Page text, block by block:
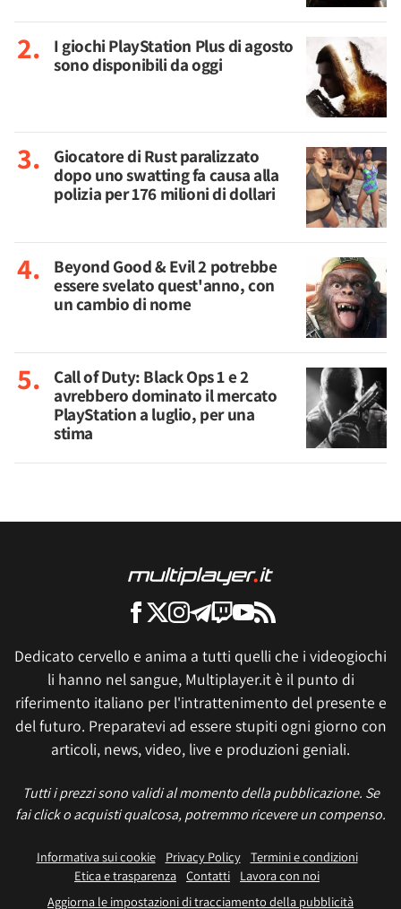
I giochi PlayStation Plus di agosto
sono disponibili da oggi
Giocatore di Rust paralizzato
dopo uno swatting fa causa alla
polizia per 176 milioni di dollari
Beyond Good & Evil 2 potrebbe
essere svelato quest'anno, con
un cambio di nome
Call of Duty: Black Ops 1 e 2
avrebbero dominato il mercato
PlayStation a luglio, per una
stima
Dedicato cervello e anima a tutti quelli che i videogiochi
li hanno nel sangue, Multiplayer.it è il punto di
riferimento italiano per l'intrattenimento del presente e
del futuro. Preparatevi ad essere stupiti ogni giorno con
articoli, news, video, live e produzioni geniali.
Tutti i prezzi sono validi al momento della pubblicazione. Se
fai click o acquisti qualcosa, potremmo ricevere un compenso.
Informativa sui cookie Privacy Policy
Termini e condizioni
Etica e trasparenza Contatti
Lavora con noi
Aggiorna le impostazioni di tracciamento della pubblicità